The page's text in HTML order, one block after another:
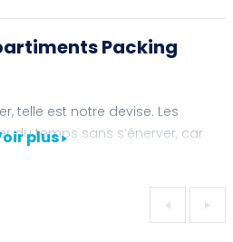
plus
Packing
telle est notre devise. Les
du temps sans s’énerver, car
de premiers secours, outils,
plus encore. Ce système de